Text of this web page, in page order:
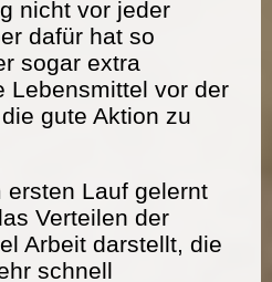
nicht vor jeder
dafür hat so
sogar extra
Lebensmittel vor der
gute Aktion zu
ersten Lauf gelernt
Verteilen der
Arbeit darstellt, die
schnell